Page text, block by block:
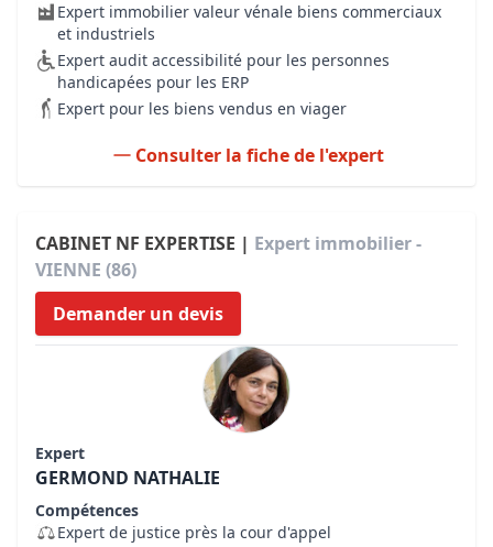
Expert immobilier valeur vénale biens commerciaux
et industriels
Expert audit accessibilité pour les personnes
handicapées pour les ERP
Expert pour les biens vendus en viager
Consulter la fiche de l'expert
CABINET NF EXPERTISE | Expert immobilier -
VIENNE (86)
Demander un devis
Expert
GERMOND NATHALIE
Compétences
Expert de justice près la cour d'appel